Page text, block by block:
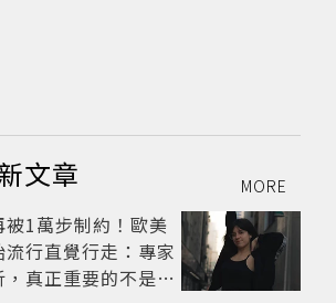
文章 MORE
被1萬步制約！歐美
流行直覺行走：專家
，真正重要的不是步